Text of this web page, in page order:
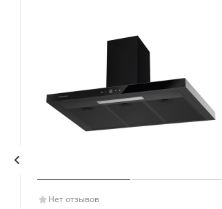
Нет отзывов